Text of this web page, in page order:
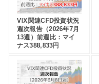
VIX関連CFD投資状況
週次報告（2026年7月
13週）前週比：マイ
ナス388,833円